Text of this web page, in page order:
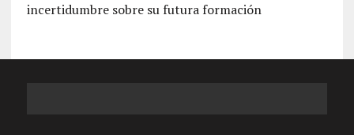
incertidumbre sobre su futura formación